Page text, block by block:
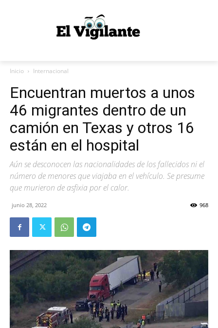
Inicio Internacional
Encuentran muertos a unos
46 migrantes dentro de un
camión en Texas y otros 16
están en el hospital
Aún se desconocen las nacionalidades de los fallecidos ni el
número de menores que viajaba en el vehículo. Se presume
que murieron de asfixia por el calor.
junio 28, 2022 968